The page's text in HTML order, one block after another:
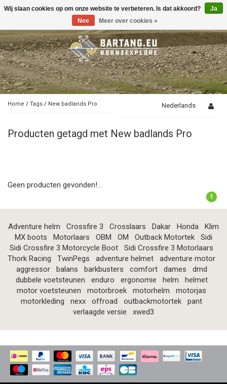
Toggle
Home / Tags / New badlands Pro Nederlands
Producten getagd met New badlands Pro
Geen producten gevonden!...
1
Adventure helm Crossfire 3 Crosslaars Dakar Honda
Klim
MX boots
Motorlaars OBM OM Outback Motortek
Sidi
Sidi Crossfire 3 Motorcycle Boot
Sidi Crossfire 3 Motorlaars
Thork Racing
TwinPegs adventure helmet
adventure motor
aggressor
balans barkbusters comfort dames
dmd
dubbele voetsteunen
enduro ergonomie helm
helmet
motor voetsteunen
motorbroek motorhelm
motorjas
motorkleding
nexx offroad outbackmotortek
pant
verlaagde versie
xwed3
Wij slaan cookies op om onze website te verbeteren. Is dat akkoord?
Ja
Nee
Meer over cookies »